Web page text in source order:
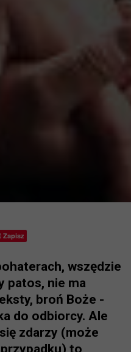
Zapisz
wszędzie
patos, nie ma
broń Boże -
do odbiorcy. Ale
zdarzy (może
to